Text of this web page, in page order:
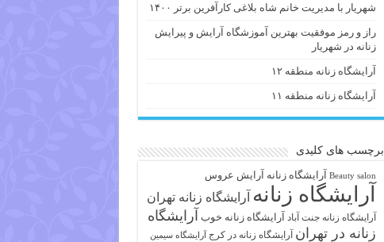
شهریار با مدیریت خانم شاه بلاغی کارآفرین برتر ۱۴۰۰
راز و رمز موفقیت بهترین آموزشگاه آرایش و پیرایش
زنانه در شهریار
آرایشگاه زنانه منطقه ۱۲
آرایشگاه زنانه منطقه ۱۱
برچسب های کلیدی
Beauty salon آرايشگاه زنانه آرایش عروس
آرایشگاه زنانه آرایشگاه زنانه تهران
آرایشگاه زنانه جنت آباد آرایشگاه زنانه خوب آرایشگاه
زنانه در تهران آرایشگاه زنانه در کرج
آرایشگاه سیمین